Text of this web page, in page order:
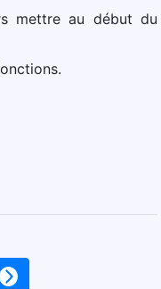
mettre au début du